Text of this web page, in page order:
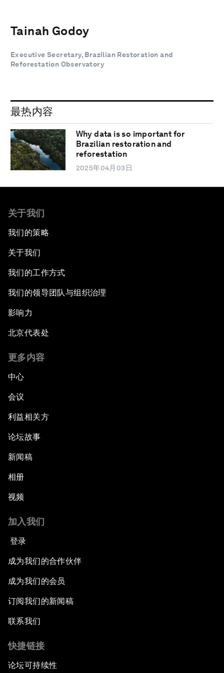
Tainah Godoy
Executive Secretary, Brazilian Restoration and
Reforestation Observatory
最热内容
Why data is so important for
Brazilian restoration and
reforestation
2025年04月03日
关于我们
我们的策略
关于我们
我们的工作方式
我们的领导团队与组织治理
影响力
北京代表处
更多内容
中心
会议
利益相关方
论坛故事
新闻稿
相册
视频
加入我们
登录
成为我们的合作伙伴
成为我们的会员
订阅我们的新闻稿
联系我们
快捷链接
论坛可持续性